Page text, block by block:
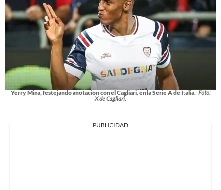
Yerry Mina, festejando anotación con el Cagliari, en la Serie A de Italia. Foto:
X de Cagliari.
PUBLICIDAD